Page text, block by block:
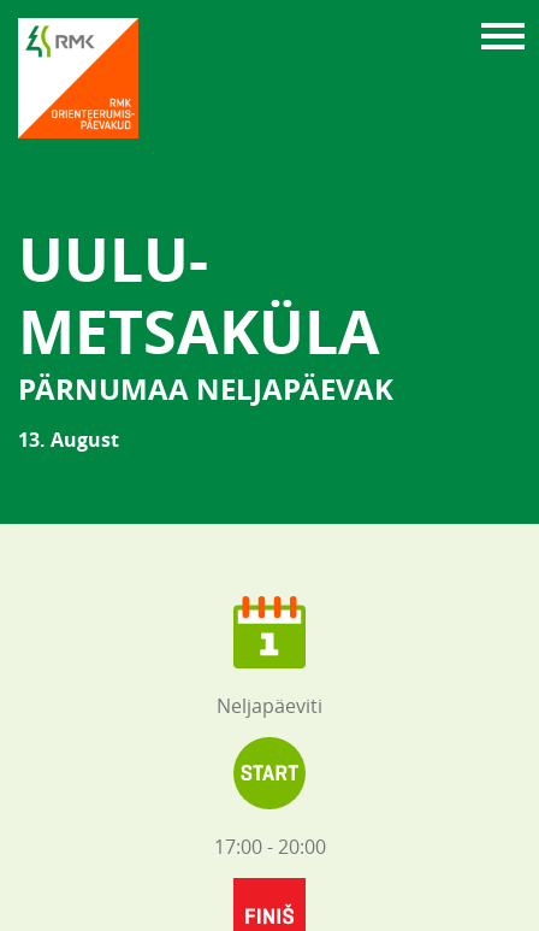
UULU-
METSAKÜLA
PÄRNUMAA NELJAPÄEVAK
13. August
Neljapäeviti
17:00 - 20:00